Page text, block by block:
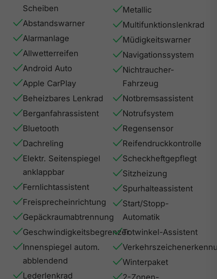
Scheiben
Abstandswarner
Alarmanlage
Allwetterreifen
Android Auto
Apple CarPlay
Beheizbares Lenkrad
Berganfahrassistent
Bluetooth
Dachreling
Elektr. Seitenspiegel
anklappbar
Fernlichtassistent
Freisprecheinrichtung
Gepäckraumabtrennung
Geschwindigkeitsbegrenzer
Innenspiegel autom.
abblendend
Lederlenkrad
Metallic
Multifunktionslenkrad
Müdigkeitswarner
Navigationssystem
Nichtraucher-
Fahrzeug
Notbremsassistent
Notrufsystem
Regensensor
Reifendruckkontrolle
Scheckheftgepflegt
Sitzheizung
Spurhalteassistent
Start/Stopp-
Automatik
Totwinkel-Assistent
Winterpaket